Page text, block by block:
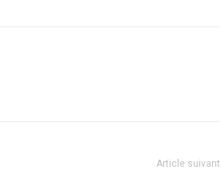
Article suivant